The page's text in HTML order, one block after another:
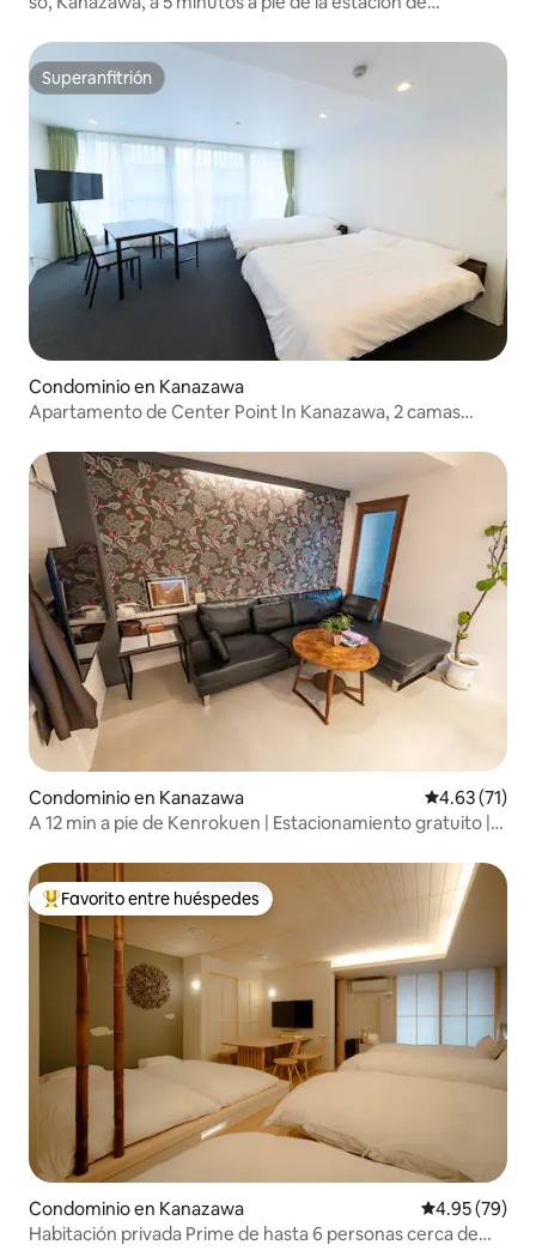
departamento moderno de estilo japonés 2
Superanfitrión
Superanfitrión
Condominio en Kanazawa
Apartamento de Center Point In Kanazawa, 2 camas
Condominio en Kanazawa Calificación
4.63 (71)
A 12 min a pie de Kenrokuen | Estacionamiento gratuito |
De los mejores en Favorito entre huéspedes
Favorito entre huéspedes
Condominio en Kanazawa Calificación
4.95 (79)
Habitación privada Prime de hasta 6 personas cerca de